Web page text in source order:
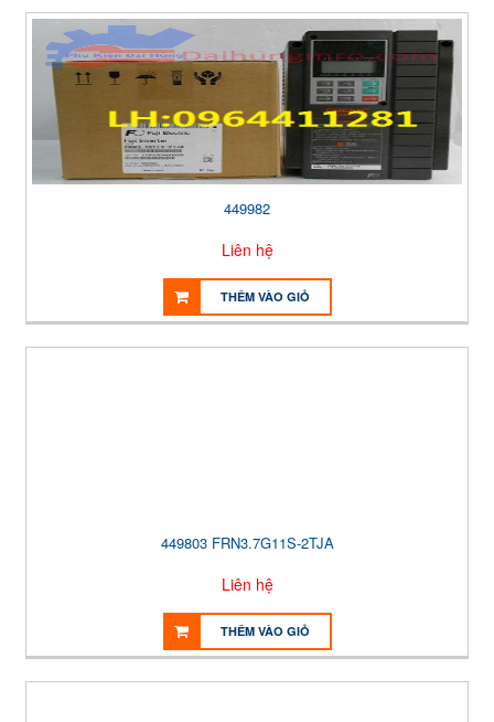
449982
Liên hệ
THÊM VÀO GIỎ
449803 FRN3.7G11S-2TJA
Liên hệ
THÊM VÀO GIỎ